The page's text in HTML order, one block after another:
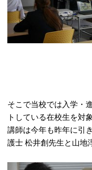
そこで当校では入学・
トしている在校生を対
講師は今年も昨年に引
護士 松井創先生と山地